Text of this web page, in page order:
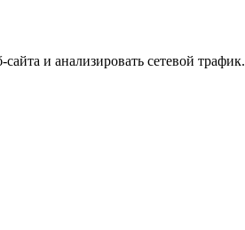
и анализировать сетевой трафик.